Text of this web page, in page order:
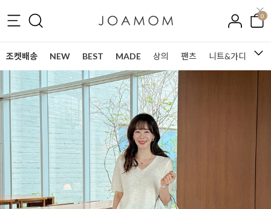
0
조켓배송 NEW BEST MADE 상의 팬츠 니트&가디건